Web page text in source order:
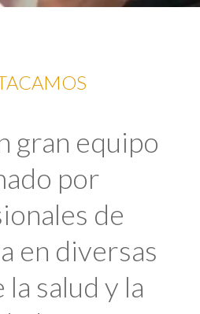
gran equipo
por
de
en diversas
la salud y la